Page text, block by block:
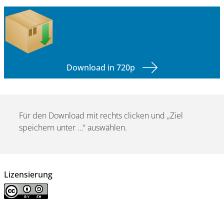
Download in 720p
Für den Download mit rechts clicken und „Ziel
speichern unter …“ auswählen.
Lizensierung